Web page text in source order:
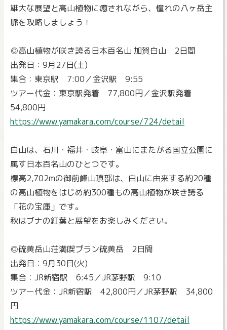
雄大な展望と高山植物に癒されながら、憧れの八ヶ岳主
脈を攻略しましょう！
◎高山植物が咲き誇る日本百名山 加賀白山 2日間
出発日：9月27日(土)
集合：東京駅 7:00／金沢駅 9:55
ツアー代金：東京駅発着 77,800円／金沢駅発着
54,800円
https://www.yamakara.com/course/724/detail
白山は、石川・福井・岐阜・富山にまたがる国立公園に
属す日本百名山のひとつです。
標高2,702mの御前峰山頂部は、白山に由来する約20種
の高山植物をはじめ約300種もの高山植物が咲き誇る
「花の宝庫」です。
秋はブナの紅葉と展望をお楽しみください。
◎硫黄岳山荘満喫プラン硫黄岳 2日間
出発日：9月30日(火)
集合：JR新宿駅 6:45／JR茅野駅 9:10
ツアー代金：JR新宿駅 42,800円／JR茅野駅 34,800
円
https://www.yamakara.com/course/1107/detail